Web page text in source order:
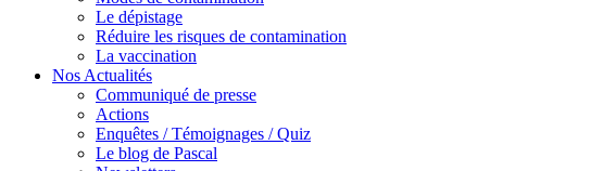
Le dépistage
Réduire les risques de contamination
La vaccination
Nos Actualités
Communiqué de presse
Actions
Enquêtes / Témoignages / Quiz
Le blog de Pascal